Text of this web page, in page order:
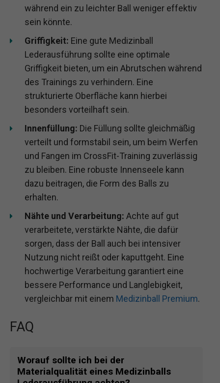
während ein zu leichter Ball weniger effektiv
sein könnte.
Griffigkeit: Eine gute Medizinball
Lederausführung sollte eine optimale
Griffigkeit bieten, um ein Abrutschen während
des Trainings zu verhindern. Eine
strukturierte Oberfläche kann hierbei
besonders vorteilhaft sein.
Innenfüllung: Die Füllung sollte gleichmäßig
verteilt und formstabil sein, um beim Werfen
und Fangen im CrossFit-Training zuverlässig
zu bleiben. Eine robuste Innenseele kann
dazu beitragen, die Form des Balls zu
erhalten.
Nähte und Verarbeitung: Achte auf gut
verarbeitete, verstärkte Nähte, die dafür
sorgen, dass der Ball auch bei intensiver
Nutzung nicht reißt oder kaputtgeht. Eine
hochwertige Verarbeitung garantiert eine
bessere Performance und Langlebigkeit,
vergleichbar mit einem Medizinball Premium.
FAQ
Worauf sollte ich bei der
Materialqualität eines Medizinballs